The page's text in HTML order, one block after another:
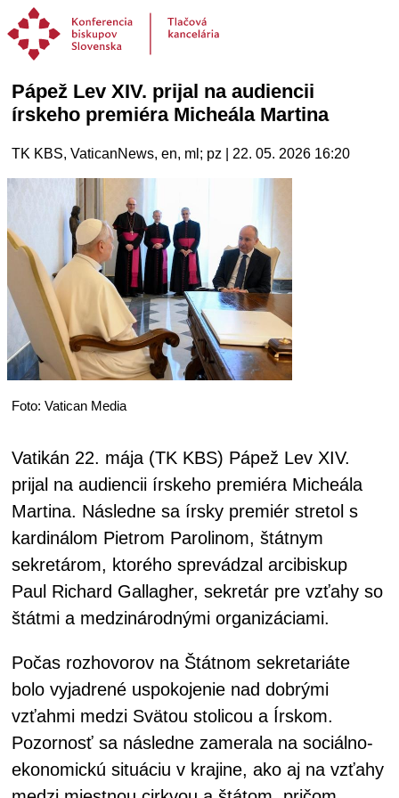
Pápež Lev XIV. prijal na audiencii
írskeho premiéra Micheála Martina
TK KBS, VaticanNews, en, ml; pz | 22. 05. 2026 16:20
Foto: Vatican Media
Vatikán 22. mája (TK KBS) Pápež Lev XIV.
prijal na audiencii írskeho premiéra Micheála
Martina. Následne sa írsky premiér stretol s
kardinálom Pietrom Parolinom, štátnym
sekretárom, ktorého sprevádzal arcibiskup
Paul Richard Gallagher, sekretár pre vzťahy so
štátmi a medzinárodnými organizáciami.
Počas rozhovorov na Štátnom sekretariáte
bolo vyjadrené uspokojenie nad dobrými
vzťahmi medzi Svätou stolicou a Írskom.
Pozornosť sa následne zamerala na sociálno-
ekonomickú situáciu v krajine, ako aj na vzťahy